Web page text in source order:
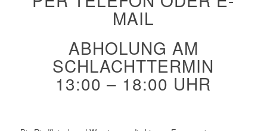
MAIL
ABHOLUNG AM
SCHLACHTTERMIN
13:00 – 18:00 UHR